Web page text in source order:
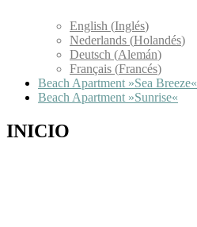
English (Inglés)
Nederlands (Holandés)
Deutsch (Alemán)
Français (Francés)
Beach Apartment »Sea Breeze«
Beach Apartment »Sunrise«
INICIO